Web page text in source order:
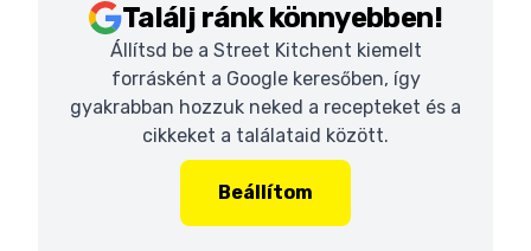
Találj ránk könnyebben!
Állítsd be a Street Kitchent kiemelt
forrásként a Google keresőben, így
gyakrabban hozzuk neked a recepteket és a
cikkeket a találataid között.
Beállítom